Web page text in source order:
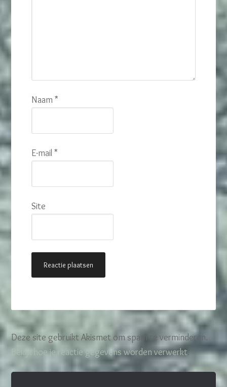
Naam*
E-mail*
Site
Deze site gebruikt Akismet om spam te verminderen.
Bekijk hoe je reactie gegevens worden verwerkt.